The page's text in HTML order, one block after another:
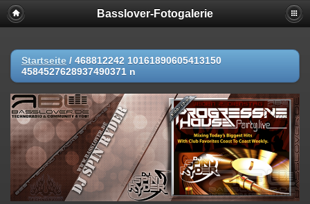
Basslover-Fotogalerie
Startseite / 468812242 10161890605413150
4584527628937490371 n